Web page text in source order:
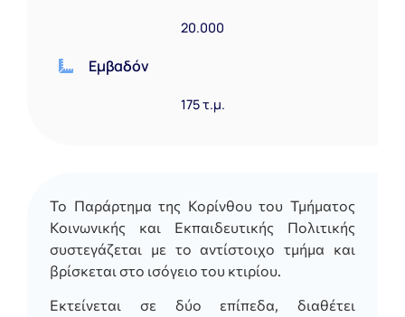
20.000
Εμβαδόν
175 τ.μ.
Το Παράρτημα της Κορίνθου του Τμήματος
Κοινωνικής και Εκπαιδευτικής Πολιτικής
συστεγάζεται με το αντίστοιχο τμήμα και
βρίσκεται στο ισόγειο του κτιρίου.
Εκτείνεται σε δύο επίπεδα, διαθέτει